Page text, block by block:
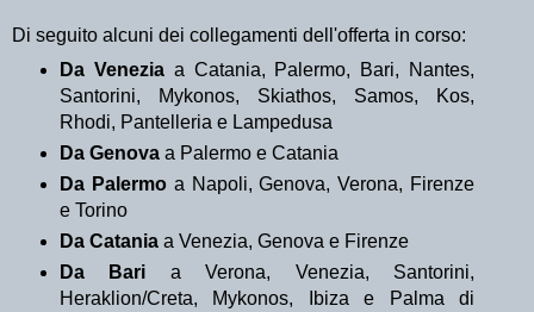
Di seguito alcuni dei collegamenti dell'offerta in corso:
Da Venezia a Catania, Palermo, Bari, Nantes,
Santorini, Mykonos, Skiathos, Samos, Kos,
Rhodi, Pantelleria e Lampedusa
Da Genovaa Palermo e Catania
Da Palermo a Napoli, Genova, Verona, Firenze
e Torino
Da Cataniaa Venezia, Genova e Firenze
Da Bari a Verona, Venezia, Santorini,
Heraklion/Creta, Mykonos, Ibiza e Palma di